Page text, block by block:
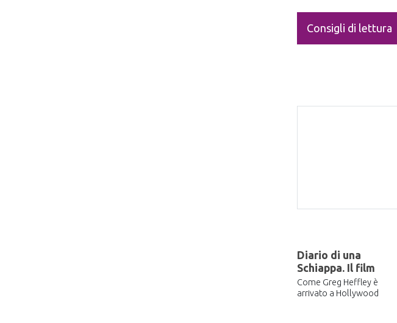
Consigli di lettura
Diario di una
Schiappa. Il film
Come Greg Heffley è
arrivato a Hollywood